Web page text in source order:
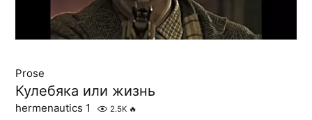
Prose
Кулебяка или жизнь
hermenautics 1 2.5K 🔥